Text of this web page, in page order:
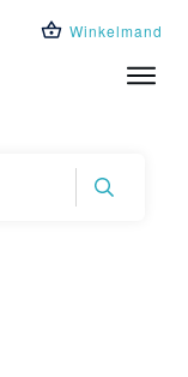
Winkelmand
Blog